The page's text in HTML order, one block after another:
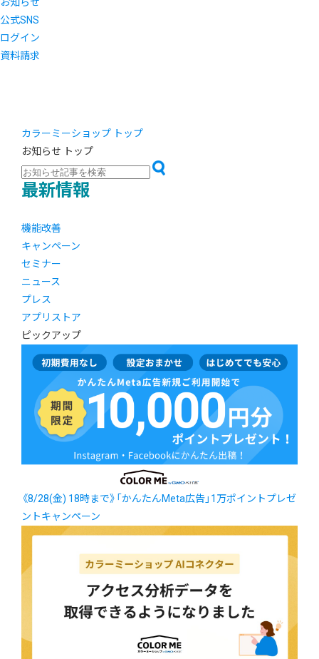
公式SNS
ログイン
資料請求
カラーミーショップ トップ
お知らせ トップ
最新情報
機能改善
キャンペーン
セミナー
ニュース
プレス
アプリストア
ピックアップ
《8/28(金) 18時まで》「かんたんMeta広告」1万ポイントプレゼ
ントキャンペーン